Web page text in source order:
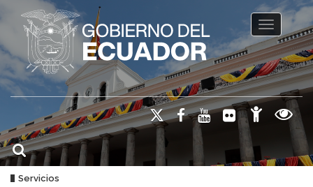
Toggle
Servicios